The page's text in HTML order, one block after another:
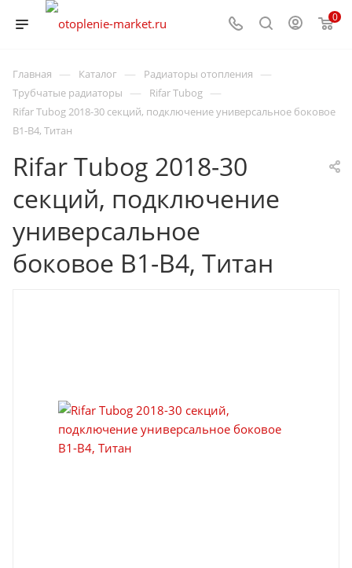
0
Главная — Каталог — Радиаторы отопления —
Трубчатые радиаторы — Rifar Tubog —
Rifar Tubog 2018-30 секций, подключение универсальное боковое
B1-B4, Титан
Rifar Tubog 2018-30
секций, подключение
универсальное
боковое B1-B4, Титан